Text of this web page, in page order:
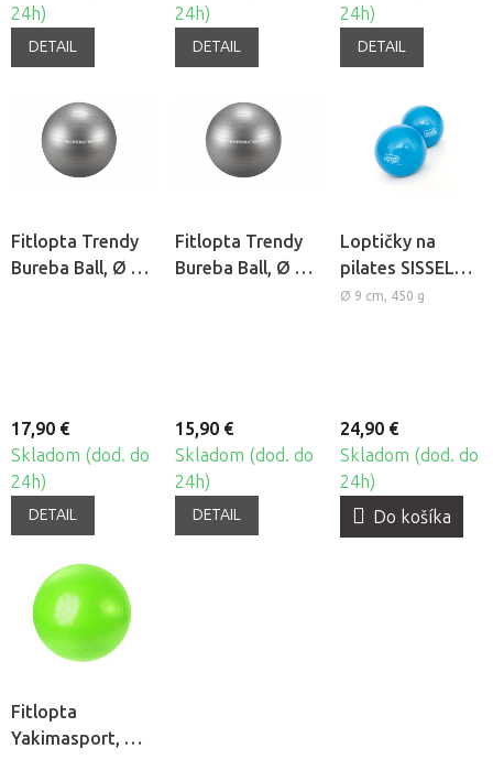
24h)
DETAIL
24h)
DETAIL
24h)
DETAIL
Fitlopta Trendy
Bureba Ball, Ø 65
17,90 €
Skladom (dod. do
24h)
DETAIL
Fitlopta Trendy
Bureba Ball, Ø 55
15,90 €
Skladom (dod. do
24h)
DETAIL
Loptičky na
pilates SISSEL®
PILATES Toning
Ø 9 cm, 450 g
24,90 €
Skladom (dod. do
24h)
Do košíka
Fitlopta
Yakimasport, Ø